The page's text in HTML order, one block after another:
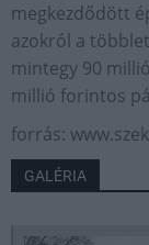
megkezdődött
azokról a
mintegy 90
millió forintos
forrás:
GALÉRIA